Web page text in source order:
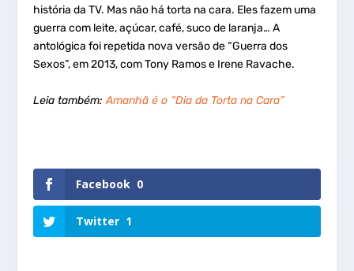
história da TV. Mas não há torta na cara. Eles fazem uma
guerra com leite, açúcar, café, suco de laranja… A
antológica foi repetida nova versão de “Guerra dos
Sexos”, em 2013, com Tony Ramos e Irene Ravache.
Leia também:Amanhã é o “Dia da Torta na Cara”
Facebook 0
Twitter 1